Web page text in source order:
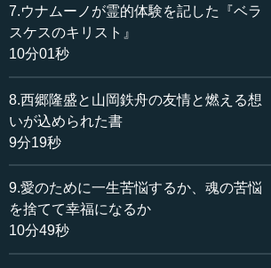
開き、保存に膨大な労力とお金をかけて
と、要するに、私自身は思想としては、
くところまで行くと思っています。文化
ころまでは、絶対行くだろうと。
―― もう無理ということですね。
るというか……。
―― 落ち方の歯車が……。
7.ウナムーノが霊的体験を記した『ベラ
スケスのキリスト』
10分01秒
8.西郷隆盛と山岡鉄舟の友情と燃える想
いが込められた書
9分19秒
9.愛のために一生苦悩するか、魂の苦悩
を捨てて幸福になるか
10分49秒